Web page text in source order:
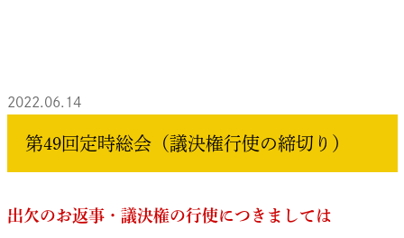
2022.06.14
第49回定時総会（議決権行使の締切り）
出欠のお返事・議決権の行使につきましては